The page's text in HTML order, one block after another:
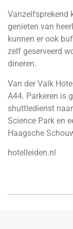
Vanzelfsprekend
genieten van
kunnen er ook
zelf geserveerd
dineren.
Van der Valk
A44. Parkeren is
shuttledienst
Science Park en
Haagsche
hotelleiden.nl